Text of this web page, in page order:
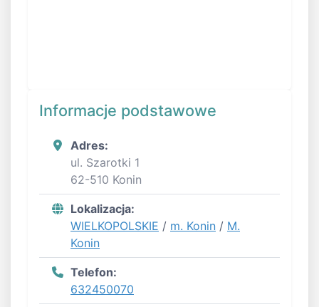
Informacje podstawowe
Adres:
ul. Szarotki 1
62-510 Konin
Lokalizacja:
WIELKOPOLSKIE / m. Konin / M.
Konin
Telefon:
632450070